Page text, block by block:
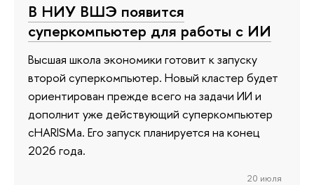
В НИУ ВШЭ появится
суперкомпьютер для работы с ИИ
Высшая школа экономики готовит к запуску
второй суперкомпьютер. Новый кластер будет
ориентирован прежде всего на задачи ИИ и
дополнит уже действующий суперкомпьютер
cHARISMa. Его запуск планируется на конец
2026 года.
20 июля